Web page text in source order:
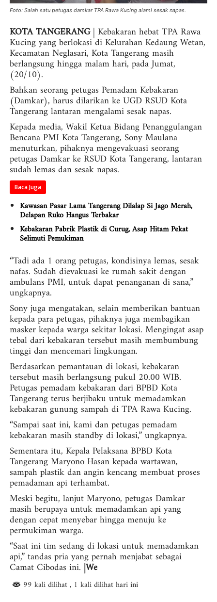
Foto: Salah satu petugas damkar TPA Rawa Kucing alami sesak napas.
KOTA TANGERANG| Kebakaran hebat TPA Rawa
Kucing yang berlokasi di Kelurahan Kedaung Wetan,
Kecamatan Neglasari, Kota Tangerang masih
berlangsung hingga malam hari, pada Jumat,
(20/10).
Bahkan seorang petugas Pemadam Kebakaran
(Damkar), harus dilarikan ke UGD RSUD Kota
Tangerang lantaran mengalami sesak napas.
Kepada media, Wakil Ketua Bidang Penanggulangan
Bencana PMI Kota Tangerang, Sony Maulana
menuturkan, pihaknya mengevakuasi seorang
petugas Damkar ke RSUD Kota Tangerang, lantaran
sudah lemas dan sesak napas.
Baca Juga
Kawasan Pasar Lama Tangerang Dilalap Si Jago Merah,
Delapan Ruko Hangus Terbakar
Kebakaran Pabrik Plastik di Curug, Asap Hitam Pekat
Selimuti Pemukiman
“Tadi ada 1 orang petugas, kondisinya lemas, sesak
nafas. Sudah dievakuasi ke rumah sakit dengan
ambulans PMI, untuk dapat penanganan di sana,”
ungkapnya.
Sony juga mengatakan, selain memberikan bantuan
kepada para petugas, pihaknya juga membagikan
masker kepada warga sekitar lokasi. Mengingat asap
tebal dari kebakaran tersebut masih membumbung
tinggi dan mencemari lingkungan.
Berdasarkan pemantauan di lokasi, kebakaran
tersebut masih berlangsung pukul 20.00 WIB.
Petugas pemadam kebakaran dari BPBD Kota
Tangerang terus berjibaku untuk memadamkan
kebakaran gunung sampah di TPA Rawa Kucing.
“Sampai saat ini, kami dan petugas pemadam
kebakaran masih standby di lokasi,” ungkapnya.
Sementara itu, Kepala Pelaksana BPBD Kota
Tangerang Maryono Hasan kepada wartawan,
sampah plastik dan angin kencang membuat proses
pemadaman api terhambat.
Meski begitu, lanjut Maryono, petugas Damkar
masih berupaya untuk memadamkan api yang
dengan cepat menyebar hingga menuju ke
permukiman warga.
“Saat ini tim sedang di lokasi untuk memadamkan
api,” tandas pria yang pernah menjabat sebagai
Camat Cibodas ini. |We
99 kali dilihat, 1 kali dilihat hari ini